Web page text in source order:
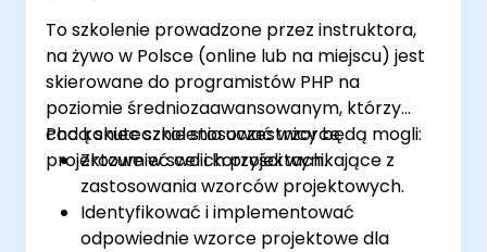
To szkolenie prowadzone przez instruktora,
na żywo w Polsce (online lub na miejscu) jest
skierowane do programistów PHP na
poziomie średniozaawansowanym, którzy
chcą skutecznie stosować wzorce
projektowe w swoich projektach.
Pod koniec szkolenia uczestnicy będą mogli:
Zrozumieć cel i korzyści wynikające z
zastosowania wzorców projektowych.
Identyfikować i implementować
odpowiednie wzorce projektowe dla